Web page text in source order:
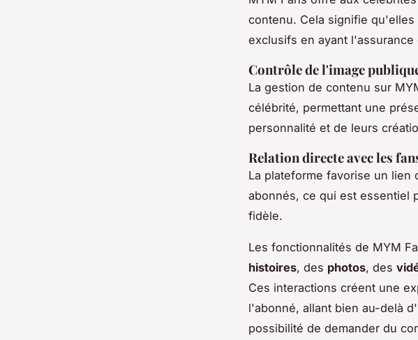
contenu. Cela signifie
exclusifs en ayant
Contrôle de l'image
La gestion de contenu sur
célébrité, permettant une
personnalité et de leurs
Relation directe avec les
La plateforme favorise un
abonnés, ce qui est essentiel
fidèle.
Les fonctionnalités de MYM
histoires, des photos, des
Ces interactions créent une
l'abonné, allant bien au-delà
possibilité de demander du